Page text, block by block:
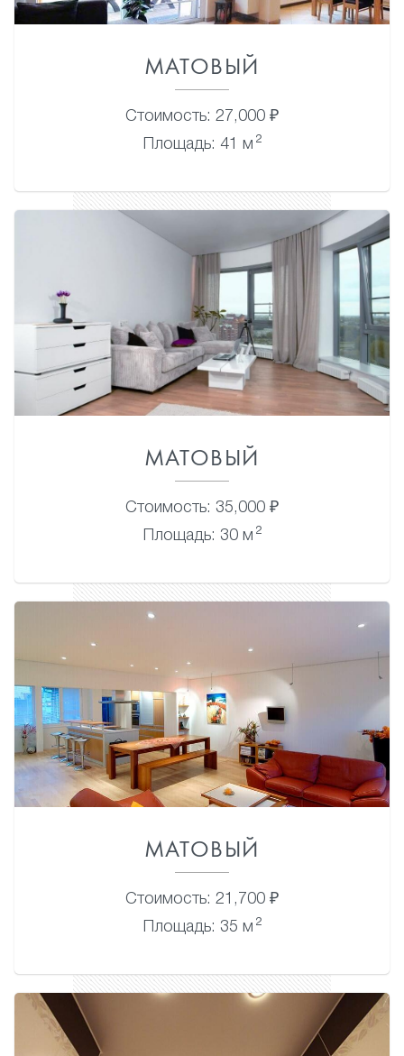
МАТОВЫЙ
Стоимость: 27,000 ₽
Площадь: 41 м 2
МАТОВЫЙ
Стоимость: 35,000 ₽
Площадь: 30 м 2
МАТОВЫЙ
Стоимость: 21,700 ₽
Площадь: 35 м 2